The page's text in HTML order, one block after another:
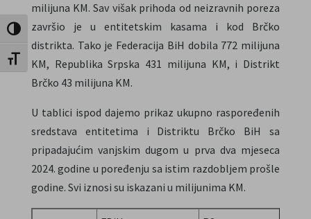
Uključi / isključi visoki kontrast
Uključi / isključi veličinu fonta
milijuna KM. Sav višak prihoda od neizravnih poreza
završio je u entitetskim kasama i kod Brčko
distrikta. Tako je Federacija BiH dobila 772 milijuna
KM, Republika Srpska 431 milijuna KM, i Distrikt
Brčko 43 milijuna KM.
U tablici ispod dajemo prikaz ukupno raspoređenih
sredstava entitetima i Distriktu Brčko BiH sa
pripadajućim vanjskim dugom u prva dva mjeseca
2024. godine u poređenju sa istim razdobljem prošle
godine. Svi iznosi su iskazani u milijunima KM.